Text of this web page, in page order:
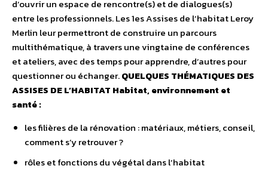
d’ouvrir un espace de rencontre(s) et de dialogues(s)
entre les professionnels. Les 1es Assises de l’habitat Leroy
Merlin leur permettront de construire un parcours
multithématique, à travers une vingtaine de conférences
et ateliers, avec des temps pour apprendre, d’autres pour
questionner ou échanger.QUELQUES THÉMATIQUES DES
ASSISES DE L’HABITAT Habitat, environnement et
santé :
les filières de la rénovation : matériaux, métiers, conseil,
comment s’y retrouver ?
rôles et fonctions du végétal dans l’habitat